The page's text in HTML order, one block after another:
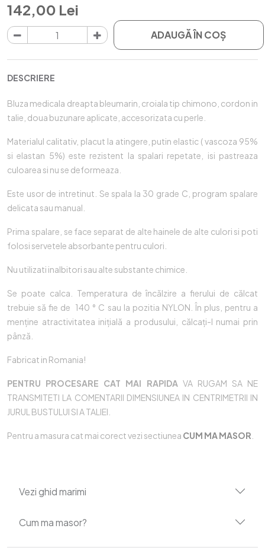
142,00 Lei
ADAUGĂ ÎN COŞ
DESCRIERE
Bluza medicala dreapta bleumarin, croiala tip chimono, cordon in
talie, doua buzunare aplicate, accesorizata cu perle.
Materialul calitativ, placut la atingere, putin elastic ( vascoza 95%
si elastan 5%) este rezistent la spalari repetate, isi pastreaza
culoarea si nu se deformeaza.
Este usor de intretinut. Se spala la 30 grade C, program spalare
delicata sau manual.
Prima spalare, se face separat de alte hainele de alte culori si poti
folosi servetele absorbante pentru culori.
Nu utilizati inalbitori sau alte substante chimice.
Se poate calca. Temperatura de încălzire a fierului de călcat
trebuie să fie de 140 ° C sau la pozitia NYLON. În plus, pentru a
menține atractivitatea inițială a produsului, călcați-l numai prin
pânză.
Fabricat in Romania!
PENTRU PROCESARE CAT MAI RAPIDAVA RUGAM SA NE
TRANSMITETI LA COMENTARII DIMENSIUNEA IN CENTRIMETRII IN
JURUL BUSTULUI SI A TALIEI.
Pentru a masura cat mai corect vezi sectiunea CUM MA MASOR
Vezi ghid marimi
Cum ma masor?